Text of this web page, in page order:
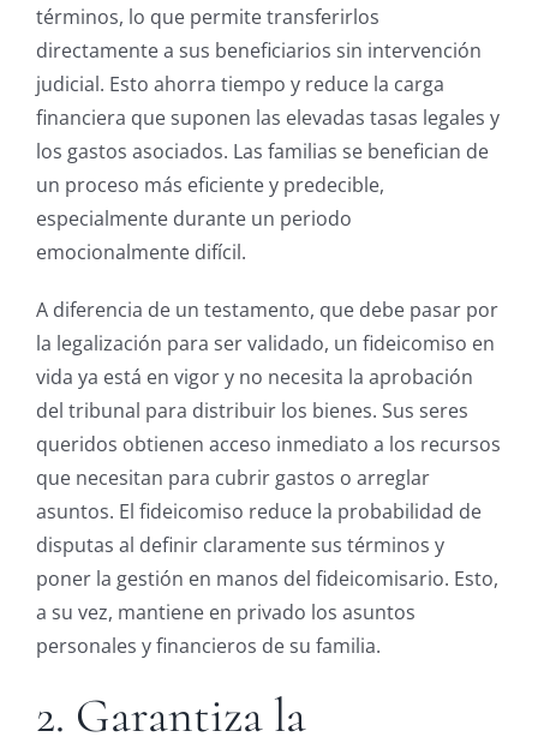
términos, lo que permite transferirlos
directamente a sus beneficiarios sin intervención
judicial. Esto ahorra tiempo y reduce la carga
financiera que suponen las elevadas tasas legales y
los gastos asociados. Las familias se benefician de
un proceso más eficiente y predecible,
especialmente durante un periodo
emocionalmente difícil.
A diferencia de un testamento, que debe pasar por
la legalización para ser validado, un fideicomiso en
vida ya está en vigor y no necesita la aprobación
del tribunal para distribuir los bienes. Sus seres
queridos obtienen acceso inmediato a los recursos
que necesitan para cubrir gastos o arreglar
asuntos. El fideicomiso reduce la probabilidad de
disputas al definir claramente sus términos y
poner la gestión en manos del fideicomisario. Esto,
a su vez, mantiene en privado los asuntos
personales y financieros de su familia.
2. Garantiza la